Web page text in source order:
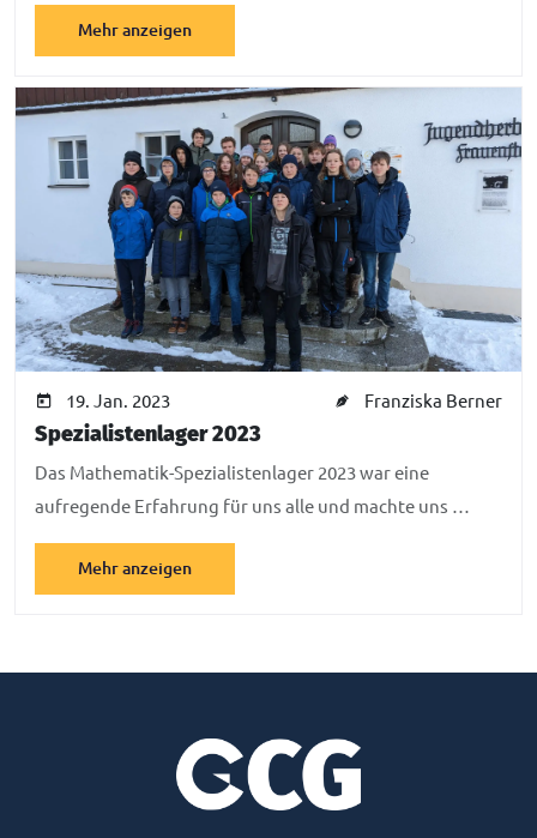
Mehr anzeigen
19. Jan. 2023 Franziska Berner
Spezialistenlager 2023
Das Mathematik-Spezialistenlager 2023 war eine
aufregende Erfahrung für uns alle und machte uns …
Mehr anzeigen